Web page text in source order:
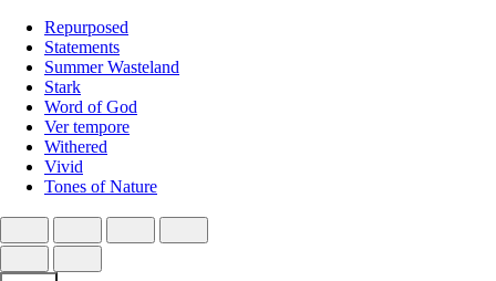
Repurposed
Statements
Summer Wasteland
Stark
Word of God
Ver tempore
Withered
Vivid
Tones of Nature